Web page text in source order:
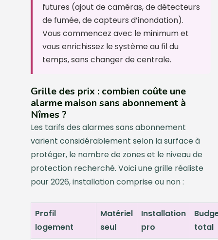
futures (ajout de caméras, de détecteurs
de fumée, de capteurs d’inondation).
Vous commencez avec le minimum et
vous enrichissez le système au fil du
temps, sans changer de centrale.
Grille des prix : combien coûte une
alarme maison sans abonnement à
Nîmes ?
Les tarifs des alarmes sans abonnement
varient considérablement selon la surface à
protéger, le nombre de zones et le niveau de
protection recherché. Voici une grille réaliste
pour 2026, installation comprise ou non :
Profil
logement
Matériel
seul
Installation
pro
total